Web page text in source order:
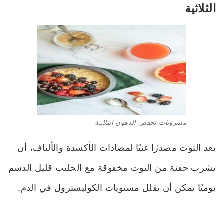
الثلاثية
مشروبات تخفض الدهون الثلاثية
يعد التوت مصدرًا غنيًا لمضادات الأكسدة والألياف، أن
تشرب حفنة من التوت مخفوقة مع الحليب قليل الدسم
يوميًا يمكن أن يقلل مستويات الكوليسترول في الدم.